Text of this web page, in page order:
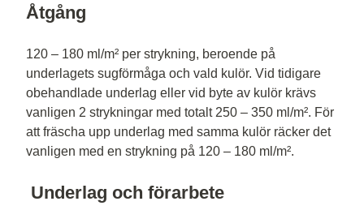
Åtgång
120 – 180 ml/m² per strykning, beroende på
underlagets sugförmåga och vald kulör. Vid tidigare
obehandlade underlag eller vid byte av kulör krävs
vanligen 2 strykningar med totalt 250 – 350 ml/m². För
att fräscha upp underlag med samma kulör räcker det
vanligen med en strykning på 120 – 180 ml/m².
Underlag och förarbete